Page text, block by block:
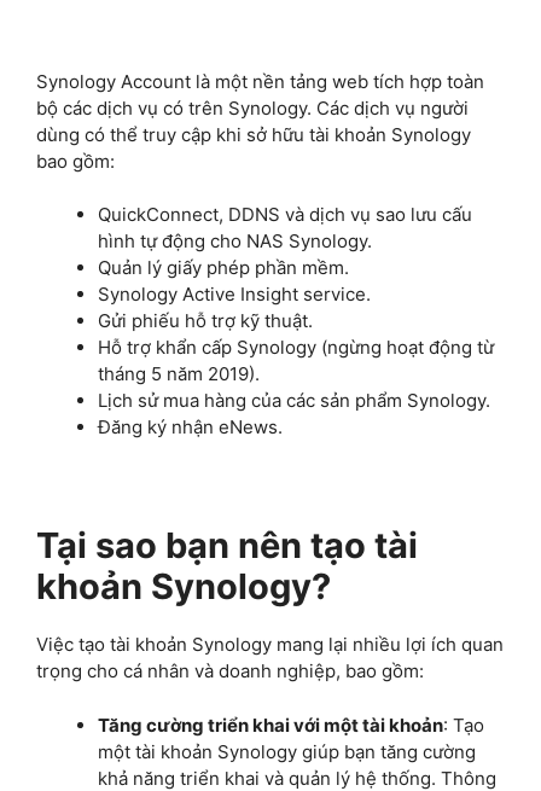
Synology Account là một nền tảng web tích hợp toàn
bộ các dịch vụ có trên Synology. Các dịch vụ người
dùng có thể truy cập khi sở hữu tài khoản Synology
bao gồm:
QuickConnect, DDNS và dịch vụ sao lưu cấu
hình tự động cho NAS Synology.
Quản lý giấy phép phần mềm.
Synology Active Insight service.
Gửi phiếu hỗ trợ kỹ thuật.
Hỗ trợ khẩn cấp Synology (ngừng hoạt động từ
tháng 5 năm 2019).
Lịch sử mua hàng của các sản phẩm Synology.
Đăng ký nhận eNews.
Tại sao bạn nên tạo tài
khoản Synology?
Việc tạo tài khoản Synology mang lại nhiều lợi ích quan
trọng cho cá nhân và doanh nghiệp, bao gồm:
Tăng cường triển khai với một tài khoản: Tạo
một tài khoản Synology giúp bạn tăng cường
khả năng triển khai và quản lý hệ thống. Thông